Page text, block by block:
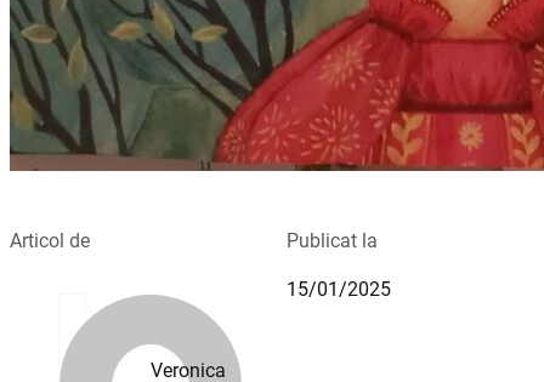
Articol de
Veronica
Publicat la
15/01/2025